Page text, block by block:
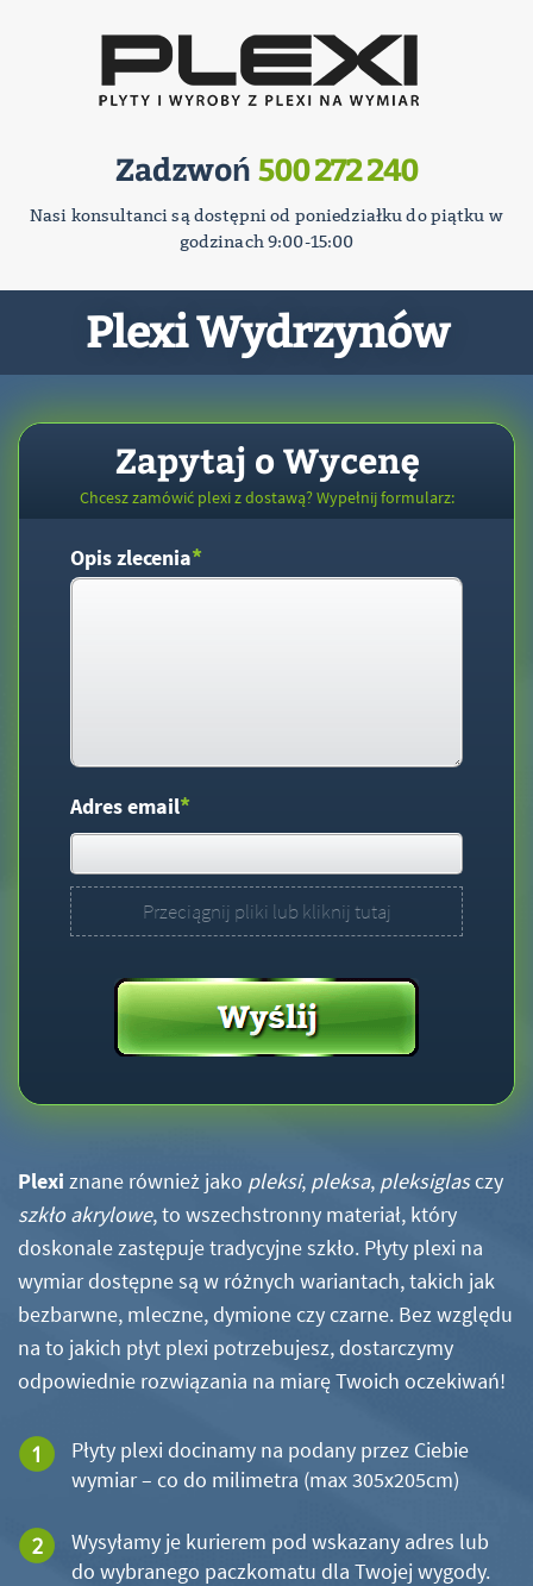
Zadzwoń 500 272 240
Nasi konsultanci są dostępni od poniedziałku do piątku w
godzinach 9:00-15:00
Plexi Wydrzynów
Zapytaj o Wycenę
Chcesz zamówić plexi z dostawą? Wypełnij formularz:
Opis zlecenia*
Adres email*
Przeciągnij pliki lub kliknij tutaj
Plexi znane również jako pleksi, pleksa, pleksiglasczy
szkło akrylowe, to wszechstronny materiał, który
doskonale zastępuje tradycyjne szkło. Płyty plexi na
wymiar dostępne są w różnych wariantach, takich jak
bezbarwne, mleczne, dymione czy czarne. Bez względu
na to jakich płyt plexi potrzebujesz, dostarczymy
odpowiednie rozwiązania na miarę Twoich oczekiwań!
Płyty plexi docinamy na podany przez Ciebie
wymiar – co do milimetra (max 305x205cm)
Wysyłamy je kurierem pod wskazany adres lub
do wybranego paczkomatu dla Twojej wygody.